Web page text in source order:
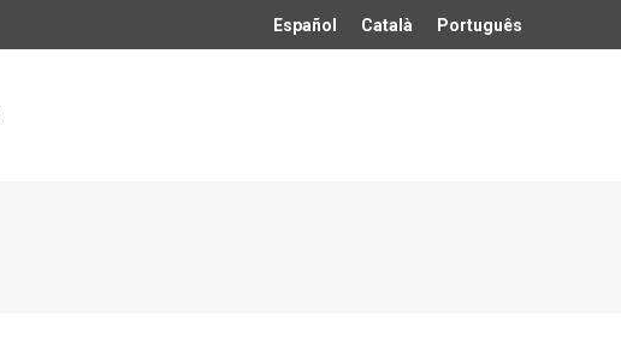
Español Català Português